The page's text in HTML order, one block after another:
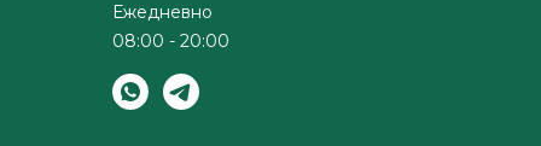
Ежедневно
08:00 - 20:00